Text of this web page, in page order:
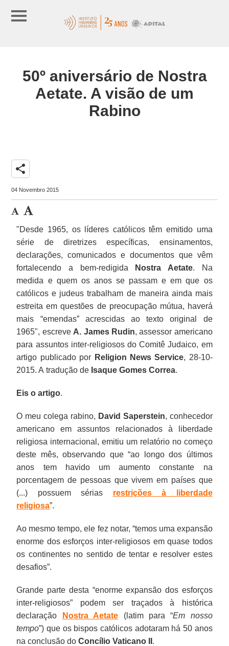
50º aniversário de Nostra
Aetate. A visão de um
Rabino
share
04 Novembro 2015
"Desde 1965, os líderes católicos têm emitido uma
série de diretrizes específicas, ensinamentos,
declarações, comunicados e documentos que vêm
fortalecendo a bem-redigida
Nostra Aetate. Na
medida e quem os anos se passam e em que os
católicos e judeus trabalham de maneira ainda mais
estreita em questões de preocupação mútua, haverá
mais “emendas” acrescidas ao texto original de
1965", escreve A. James Rudin,assessor americano
para assuntos inter-religiosos do Comitê Judaico, em
artigo publicado por Religion News Service, 28-10-
2015. Atradução de Isaque Gomes Correa.
Eis o artigo.
O meu colega rabino, David Saperstein, conhecedor
americano em assuntos relacionados à liberdade
religiosa internacional, emitiu um relatório no começo
deste mês, observando que “ao longo dos últimos
anos tem havido um aumento constante na
porcentagem de pessoas que vivem em países que
(...) possuem sérias restrições à liberdade
religiosa”.
Ao mesmo tempo, ele fez notar, “temos uma expansão
enorme dos esforços inter-religiosos em quase todos
os continentes no sentido de tentar e resolver estes
desafios”.
Grande parte desta “enorme expansão dos esforços
inter-religiosos” podem ser traçados à histórica
declaração
Nostra Aetate (latim para “Em nosso
tempo”) que os bispos católicos adotaram há 50 anos
na conclusão doConcílio Vaticano II .